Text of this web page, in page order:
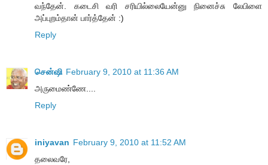
வந்தேன். கடைசி வரி சரியில்லையேன்னு நினைச்சு லேபிளை
அப்புறம்தான் பார்த்தேன் :)
Reply
சென்ஷி February 9, 2010 at 11:36 AM
அருமைண்ணே....
Reply
iniyavan February 9, 2010 at 11:52 AM
தலைவரே,